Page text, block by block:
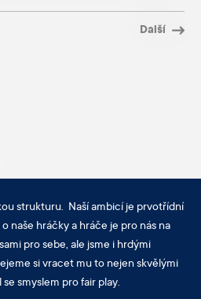
Další
strukturu. Naší ambicí je prvotřídní
naše hráčky a hráče je pro nás na
pro sebe, ale jsme i hrdými
si vracet mu to nejen skvělými
smyslem pro fair play.